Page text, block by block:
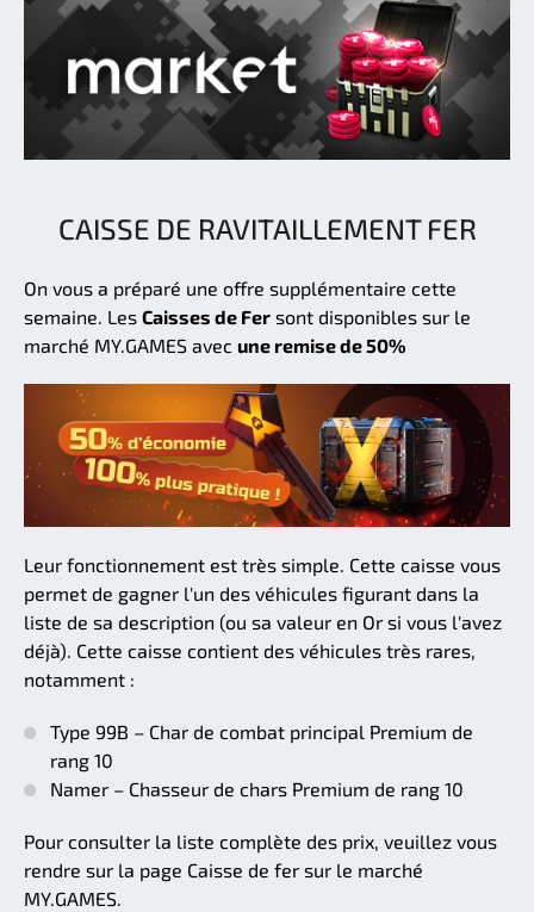
CAISSE DE RAVITAILLEMENT FER
On vous a préparé une offre supplémentaire cette
semaine. Les Caisses de Fer sont disponibles sur le
marché MY.GAMES avec une remise de 50%
Leur fonctionnement est très simple. Cette caisse vous
permet de gagner l'un des véhicules figurant dans la
liste de sa description (ou sa valeur en Or si vous l'avez
déjà). Cette caisse contient des véhicules très rares,
notamment :
Type 99B – Char de combat principal Premium de
rang 10
Namer – Chasseur de chars Premium de rang 10
Pour consulter la liste complète des prix, veuillez vous
rendre sur la page Caisse de fer sur le marché
MY.GAMES.